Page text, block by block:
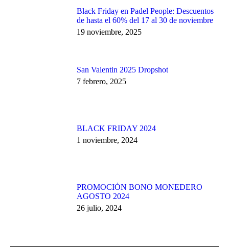
Black Friday en Padel People: Descuentos
de hasta el 60% del 17 al 30 de noviembre
19 noviembre, 2025
San Valentin 2025 Dropshot
7 febrero, 2025
BLACK FRIDAY 2024
1 noviembre, 2024
PROMOCIÓN BONO MONEDERO
AGOSTO 2024
26 julio, 2024